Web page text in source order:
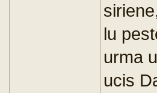
lu
urma
ucis